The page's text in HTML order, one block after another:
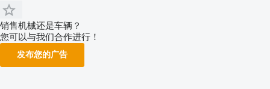
销售机械还是车辆？
您可以与我们合作进行！
发布您的广告